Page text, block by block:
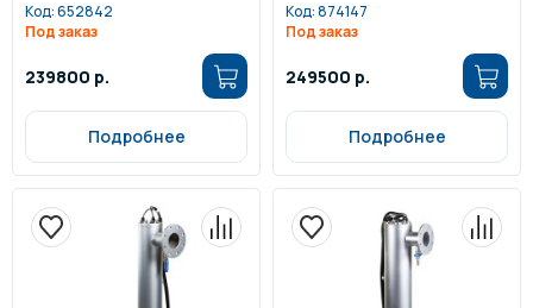
Код:652842
Под заказ
239800 р.
Подробнее
Код:874147
Под заказ
249500 р.
Подробнее